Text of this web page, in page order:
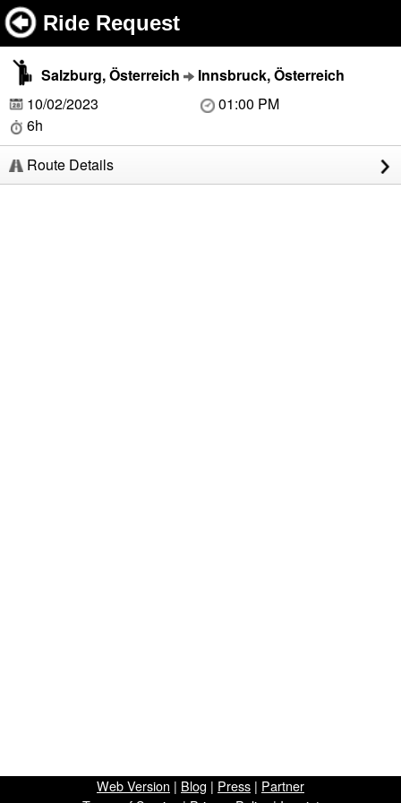
Ride Request
Salzburg, Österreich
Innsbruck, Österreich
10/02/2023
01:00 PM
6h
Route Details
Web Version | Blog | Press | Partner